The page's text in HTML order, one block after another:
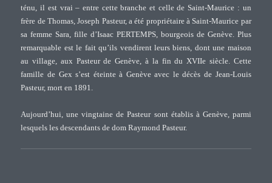
ténu, il est vrai – entre cette branche et celle de Saint-Maurice : un
frère de Thomas, Joseph Pasteur, a été propriétaire à Saint-Maurice par
sa femme Sara, fille d’Isaac PERTEMPS, bourgeois de Genève. Plus
remarquable est le fait qu’ils vendirent leurs biens, dont une maison
au village, aux Pasteur de Genève, à la fin du XVIIe siècle. Cette
famille de Gex s’est éteinte à Genève avec le décès de Jean-Louis
Pasteur, mort en 1891.
Aujourd’hui, une vingtaine de Pasteur sont établis à Genève, parmi
lesquels les descendants de dom Raymond Pasteur.